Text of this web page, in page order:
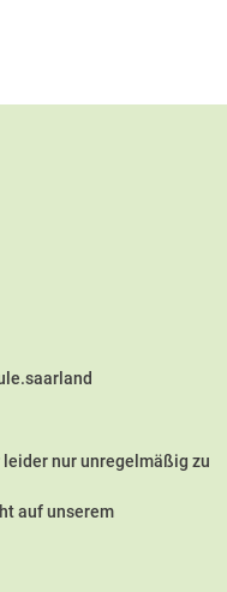
nur unregelmäßig zu
auf unserem